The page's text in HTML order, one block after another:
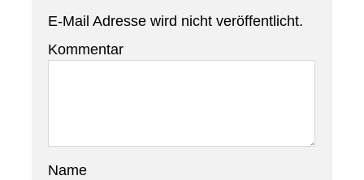
E-Mail Adresse wird nicht veröffentlicht.
Kommentar
Name